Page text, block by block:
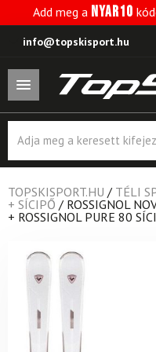
Add meg a NYAR10
info@topskisport.hu
search
TOPSKISPORT.HU / TÉLI
+ SÍCIPŐ / ROSSIGNOL
+ ROSSIGNOL PURE 80